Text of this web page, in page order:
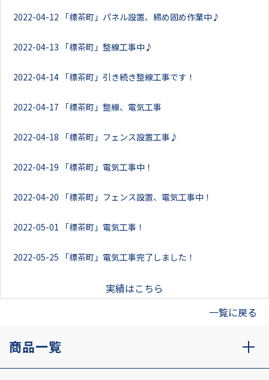
2022-04-12 「標茶町」パネル設置、締め固め作業中♪
2022-04-13 「標茶町」整線工事中♪
2022-04-14 「標茶町」引き続き整線工事です！
2022-04-17 「標茶町」整線、電気工事
2022-04-18 「標茶町」フェンス設置工事♪
2022-04-19 「標茶町」電気工事中！
2022-04-20 「標茶町」フェンス設置、電気工事中！
2022-05-01 「標茶町」電気工事！
2022-05-25 「標茶町」電気工事完了しました！
実績はこちら
一覧に戻る
商品一覧